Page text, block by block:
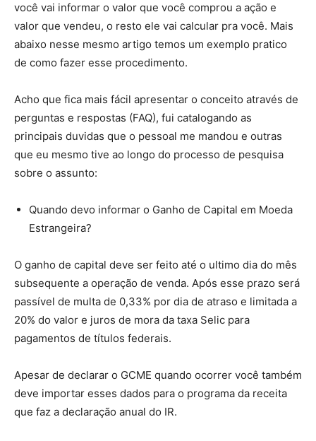
você vai informar o valor que você comprou a ação e
valor que vendeu, o resto ele vai calcular pra você. Mais
abaixo nesse mesmo artigo temos um exemplo pratico
de como fazer esse procedimento.
Acho que fica mais fácil apresentar o conceito através de
perguntas e respostas (FAQ), fui catalogando as
principais duvidas que o pessoal me mandou e outras
que eu mesmo tive ao longo do processo de pesquisa
sobre o assunto:
Quando devo informar o Ganho de Capital em Moeda
Estrangeira?
O ganho de capital deve ser feito até o ultimo dia do mês
subsequente a operação de venda. Após esse prazo será
passível de multa de 0,33% por dia de atraso e limitada a
20% do valor e juros de mora da taxa Selic para
pagamentos de títulos federais.
Apesar de declarar o GCME quando ocorrer você também
deve importar esses dados para o programa da receita
que faz a declaração anual do IR.